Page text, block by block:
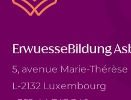
ErwuesseBildung
5, avenue Marie-Thérèse
L-2132 Luxembourg